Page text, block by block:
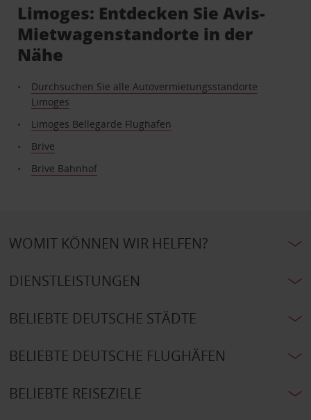
Limoges: Entdecken Sie Avis-
Mietwagenstandorte in der
Nähe
Durchsuchen Sie alle Autovermietungsstandorte
Limoges
Limoges Bellegarde Flughafen
Brive
Brive Bahnhof
WOMIT KÖNNEN WIR HELFEN?
DIENSTLEISTUNGEN
BELIEBTE DEUTSCHE STÄDTE
BELIEBTE DEUTSCHE FLUGHÄFEN
BELIEBTE REISEZIELE